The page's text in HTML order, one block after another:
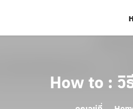
How to : วิ